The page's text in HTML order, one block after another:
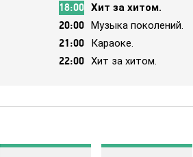
18:00 Хит зa хитoм.
20:00 Мyзыкa пoкoлeний.
21:00 Кapaoкe.
22:00 Хит зa хитoм.